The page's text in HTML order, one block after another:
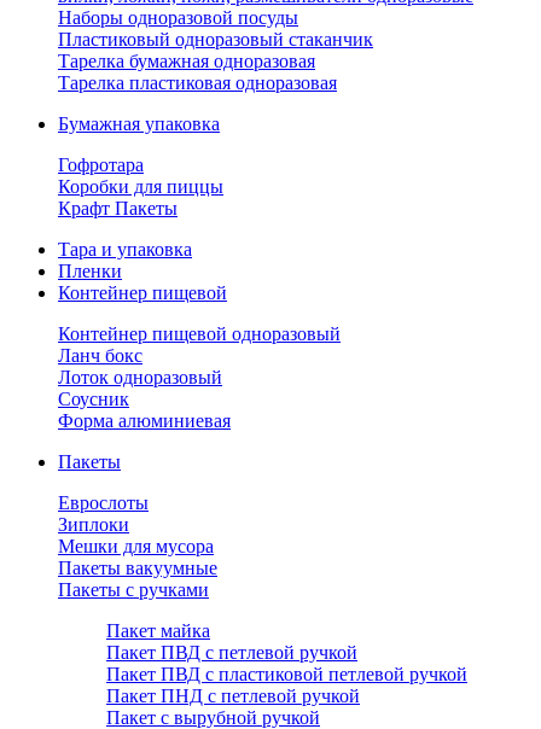
Наборы одноразовой посуды
Пластиковый одноразовый стаканчик
Тарелка бумажная одноразовая
Тарелка пластиковая одноразовая
Бумажная упаковка
Гофротара
Коробки для пиццы
Крафт Пакеты
Тара и упаковка
Пленки
Контейнер пищевой
Контейнер пищевой одноразовый
Ланч бокс
Лоток одноразовый
Соусник
Форма алюминиевая
Пакеты
Еврослоты
Зиплоки
Мешки для мусора
Пакеты вакуумные
Пакеты с ручками
Пакет майка
Пакет ПВД с петлевой ручкой
Пакет ПВД с пластиковой петлевой ручкой
Пакет ПНД с петлевой ручкой
Пакет с вырубной ручкой